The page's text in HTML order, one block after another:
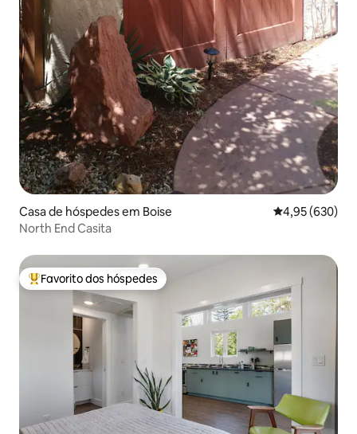
Casa de hóspedes em Boise Classificação
4,95 (630)
North End Casita
Favoritos dos hóspedes mais apreciados
Favorito dos hóspedes